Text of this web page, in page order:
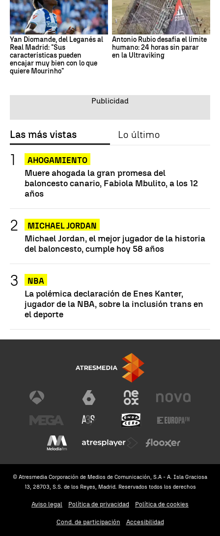
Yan Diomande, del Leganés al
Real Madrid: "Sus
características pueden
encajar muy bien con lo que
quiere Mourinho"
Antonio Rubio desafía el límite
humano: 24 horas sin parar
en la Ultraviking
Las más vistas Lo último
AHOGAMIENTO
Muere ahogada la gran promesa del
baloncesto canario, Fabiola Mbulito, a los 12
años
MICHAEL JORDAN
Michael Jordan, el mejor jugador de la historia
del baloncesto, cumple hoy 58 años
NBA
La polémica declaración de Enes Kanter,
jugador de la NBA, sobre la inclusión trans en
el deporte
© Atresmedia Corporación de Medios de Comunicación, S.A - A. Isla Graciosa
13, 28703, S.S. de los Reyes, Madrid. Reservados todos los derechos
Aviso legal Política de privacidad Política de cookies
Cond. de participación Accesibilidad